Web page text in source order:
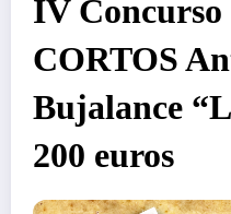
IV
CORTOS
Bujalance
200 euros